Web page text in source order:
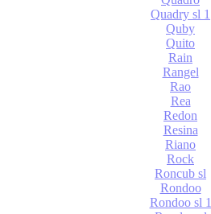
Quadry sl 1
Quby
Quito
Rain
Rangel
Rao
Rea
Redon
Resina
Riano
Rock
Roncub sl
Rondoo
Rondoo sl 1